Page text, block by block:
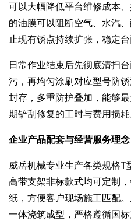
可以大幅降低平台维修成本
的油膜可以阻断空气、水汽
止现有锈点持续扩张，稳定台
日常作业结束后先彻底清扫
污，再均匀涂刷对应型号防
封存，多重防护叠加，能够
期铲刮修复的工时与费用损耗
企业产品配套与经营服务理念
威岳机械专业生产各类规格T
高带支架非标款式均可定制
纸，方便客户现场施工匹配
一体浇筑成型，严格遵循国